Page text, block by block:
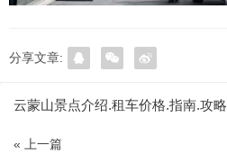
分享文章:
云蒙山景点介绍.租车价格.指南.攻略
« 上一篇